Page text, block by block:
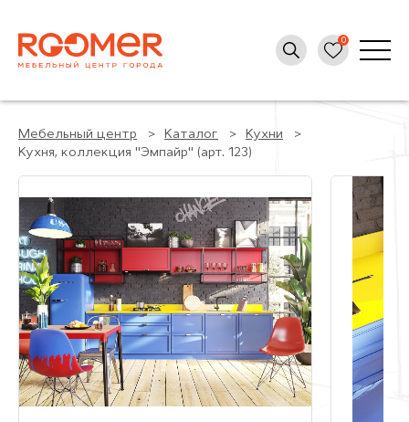
Мебельный центр Каталог
Кухни
Кухня, коллекция "Эмпайр" (арт. 123)